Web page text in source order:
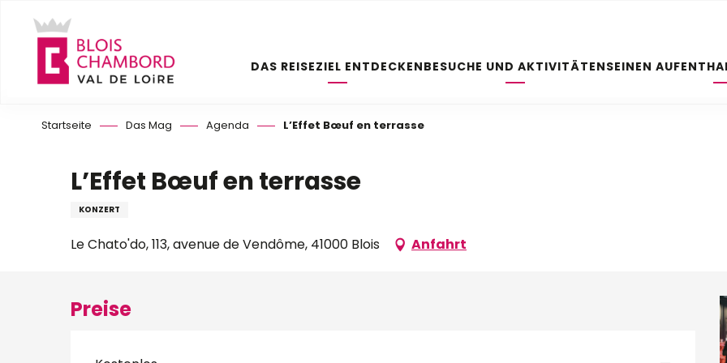
contenu
principal
DAS REISEZIEL ENTDECKENBESUCHE UND AKTIVITÄTENSEINEN
Startseite Das Mag Agenda L’Effet Bœuf en terrasse
L’Effet Bœuf en terrasse
KONZERT
Le Chato'do, 113, avenue de Vendôme, 41000 Blois Anfahrt
Preise